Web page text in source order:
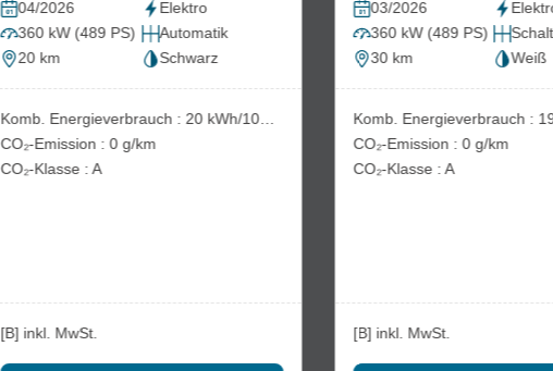
04/2026
Elektro
360 kW (489 PS)
Automatik
20 km
Schwarz
Komb. Energieverbrauch : 20 kWh/100km
CO₂-Emission : 0 g/km
CO₂-Klasse : A
[B] inkl. MwSt.
03/2026
360 kW (489 PS)
30 km
Weiß
Komb.
CO₂-Emission : 0 g/km
CO₂-Klasse : A
[B] inkl. MwSt.